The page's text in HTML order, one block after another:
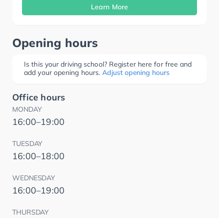
Learn More
Opening hours
Is this your driving school? Register here for free and
add your opening hours. Adjust opening hours
Office hours
MONDAY
16:00–19:00
TUESDAY
16:00–18:00
WEDNESDAY
16:00–19:00
THURSDAY